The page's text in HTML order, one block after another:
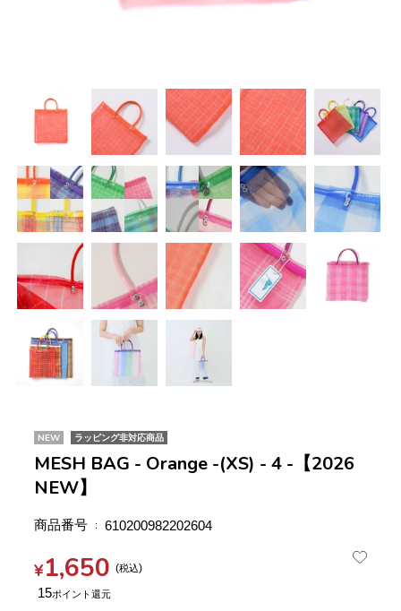
NEW ラッピング非対応商品
MESH BAG - Orange -(XS) - 4 -【2026
NEW】
商品番号 610200982202604
¥1,650 税込
15